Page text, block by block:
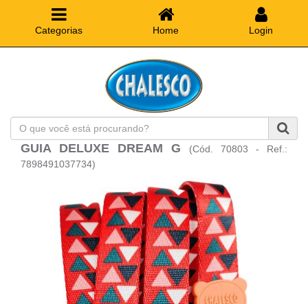
Categorias Home Login
que
você
está
GUIA DELUXE DREAM G
(Cód. 70803 - Ref.:
7898491037734)